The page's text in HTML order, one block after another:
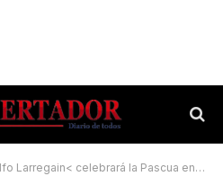
celebrará la Pascua en la Catedral